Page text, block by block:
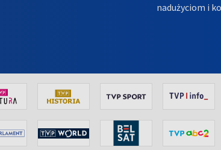
nadużyciom i